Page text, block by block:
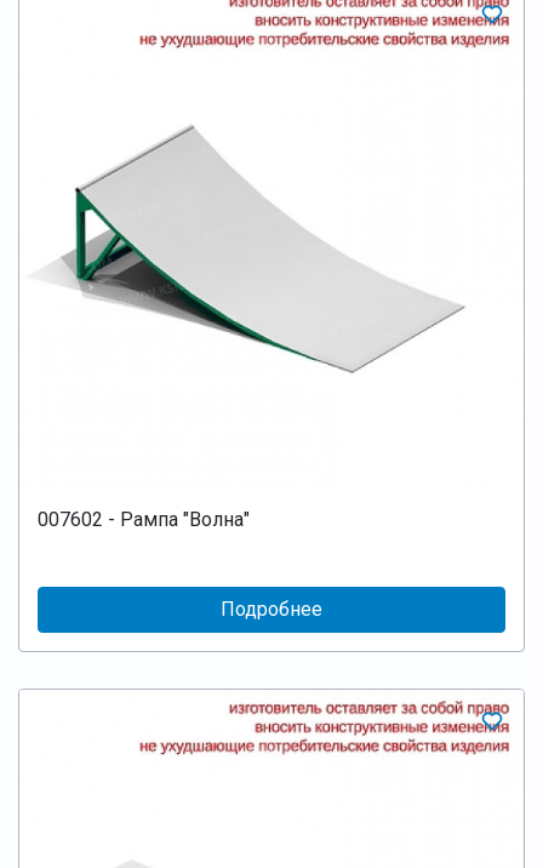
007602 - Рампа "Волна"
Подробнее